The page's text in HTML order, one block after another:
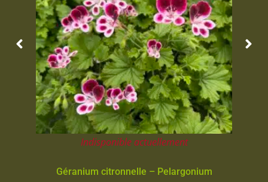
Indisponible actuellement
Géranium citronnelle – Pelargonium